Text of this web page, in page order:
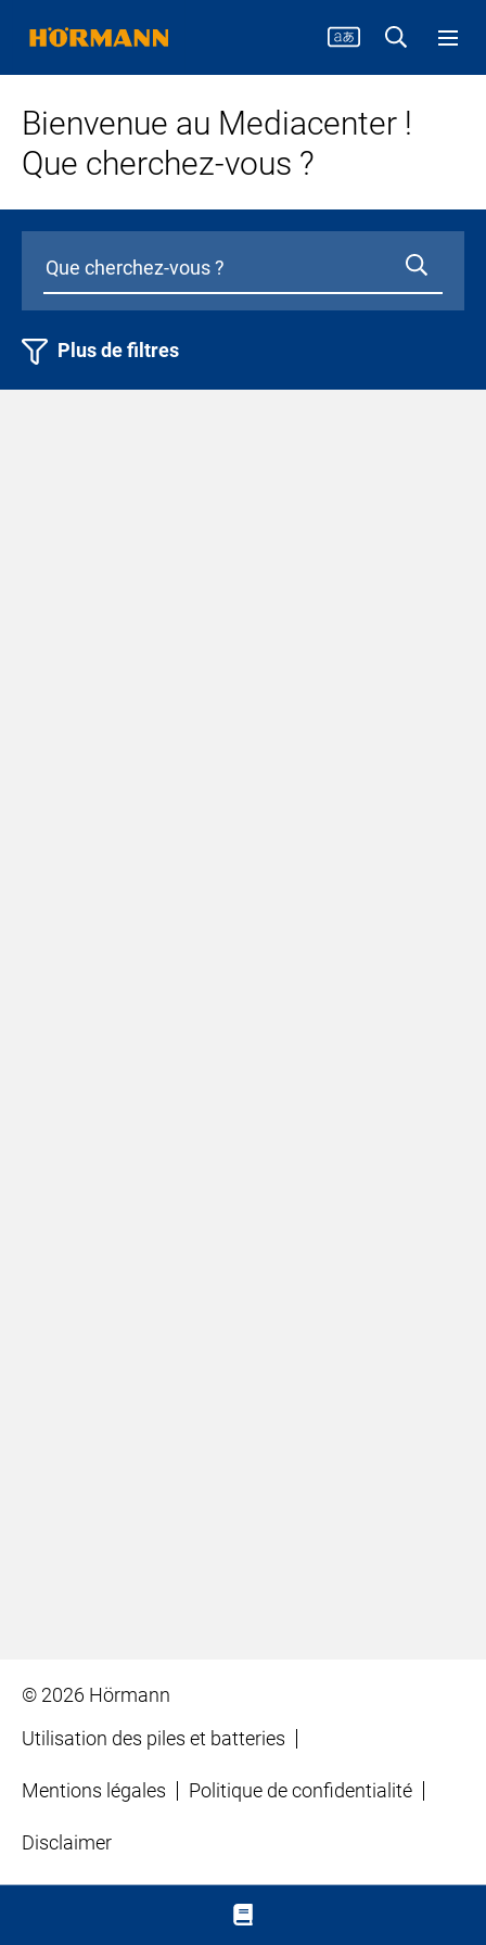
Bienvenue au Mediacenter !
Que cherchez-vous ?
Plus de filtres
© 2026 Hörmann
Utilisation des piles et batteries
Mentions légales Politique de confidentialité
Disclaimer